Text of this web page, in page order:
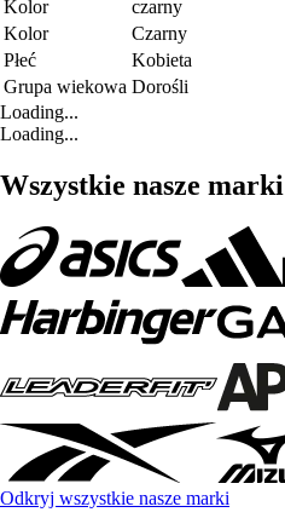
Kolor
czarny
Kolor
Czarny
Płeć
Kobieta
Grupa wiekowa Dorośli
Loading...
Loading...
Wszystkie nasze marki
Odkryj wszystkie nasze marki